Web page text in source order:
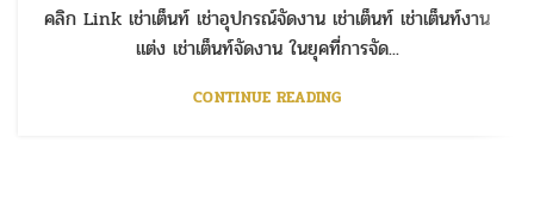
คลิก Link เช่าเต็นท์ เช่าอุปกรณ์จัดงาน เช่าเต็นท์ เช่าเต็นท์งาน
แต่ง เช่าเต็นท์จัดงาน ในยุคที่การจัด...
CONTINUE READING